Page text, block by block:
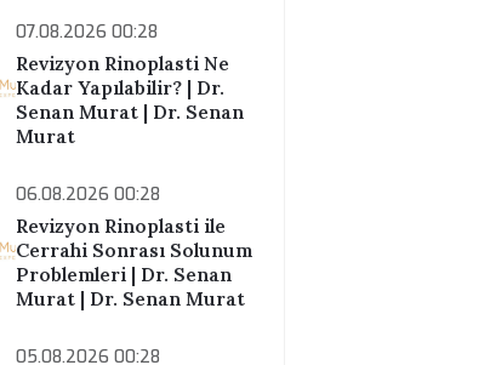
08.08.2026 00:28
Revizyon Rinoplasti ve
Kıkırdak Greftleri | Dr.
Senan Murat | Dr. Senan
07.08.2026 00:28
Revizyon Rinoplasti Ne
Kadar Yapılabilir? | Dr.
Senan Murat | Dr. Senan